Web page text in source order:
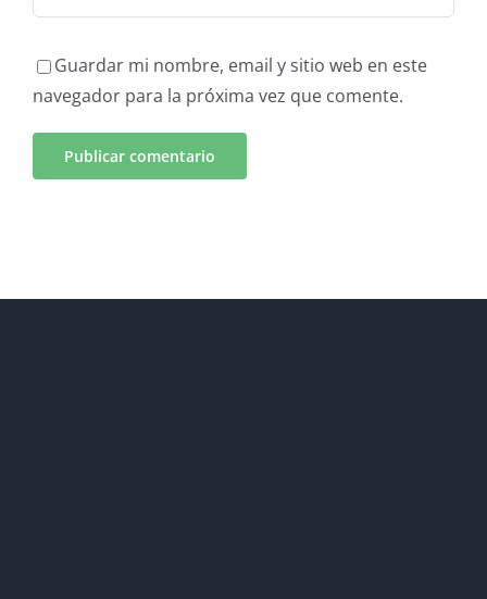
Guardar mi nombre, email y sitio web en este
navegador para la próxima vez que comente.